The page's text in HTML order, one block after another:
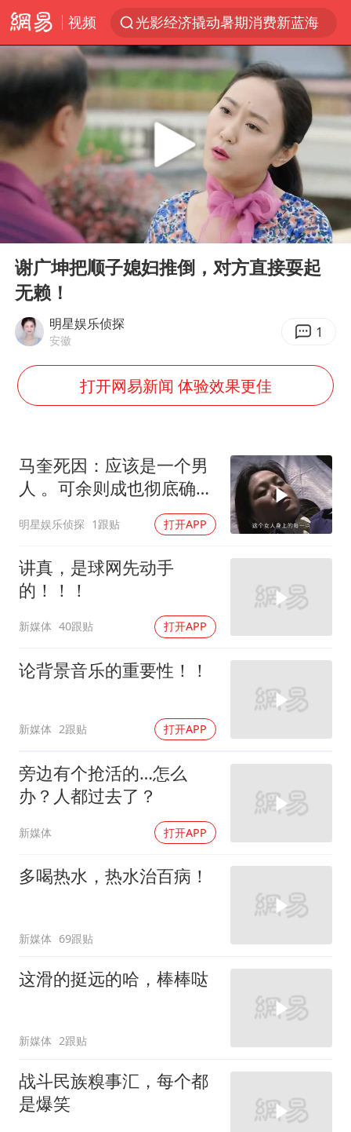
视频
光影经济撬动暑期消费新蓝海
陈思诚零点晒照为佟丽娅庆生
郑丽文：台湾从来没有“独立”过
商场现钱学森巨幅海报 负责人回应
情侣在平潭拍日出时坠崖致一死一伤
老挝国会主席赛宋蓬逝世
购飞机票7分钟后退票被扣2022元
白海豚将正面袭击贯穿浙江
检测列车撞人致11死2伤 涉事单位被罚
宇树王兴兴被问了360多个问题
乐享全民健身 共筑健康中国
Play
00:00 02:57
谢广坤把顺子媳妇推倒，对方直接耍起
无赖！
明星娱乐侦探
安徽 1
打开网易新闻 体验效果更佳
马奎死因：应该是一个男
人 。可余则成也彻底确认
明星娱乐侦探 1跟贴 打开APP
讲真，是球网先动手
的！！！
新媒体 40跟贴 打开APP
论背景音乐的重要性！！
新媒体 2跟贴 打开APP
旁边有个抢活的…怎么
办？人都过去了？
新媒体 打开APP
多喝热水，热水治百病！
新媒体 69跟贴
这滑的挺远的哈，棒棒哒
新媒体 2跟贴
战斗民族糗事汇，每个都
是爆笑